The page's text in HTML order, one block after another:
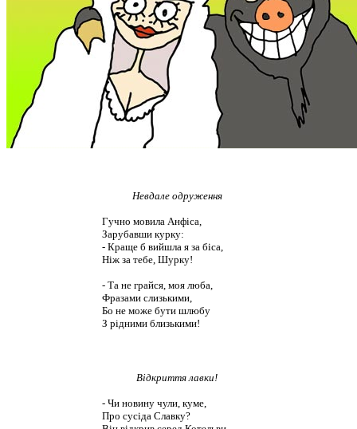
Невдале одруження
Гучно мовила Анфіса,
Зарубавши курку:
- Краще б вийшла я за біса,
Ніж за тебе, Шурку!
- Та не грайся, моя люба,
Фразами слизькими,
Бо не може бути шлюбу
З рідними близькими!
Відкриття лавки!
- Чи новину чули, куме,
Про сусіда Славку?